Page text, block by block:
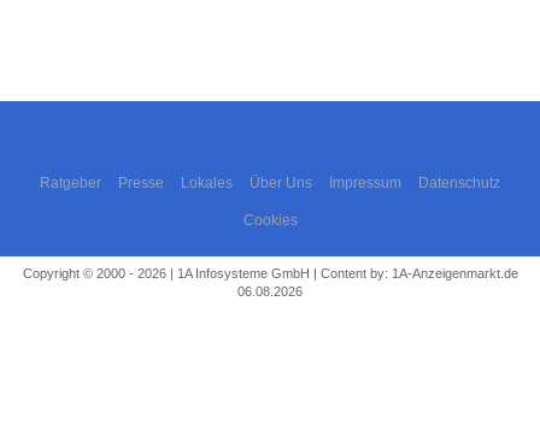
Ratgeber Presse Lokales Über Uns Impressum Datenschutz
Cookies
Copyright © 2000 - 2026 | 1A Infosysteme GmbH | Content by: 1A-Anzeigenmarkt.de
06.08.2026